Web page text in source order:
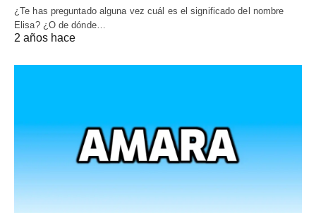
¿Te has preguntado alguna vez cuál es el significado del nombre
Elisa? ¿O de dónde…
2 años hace